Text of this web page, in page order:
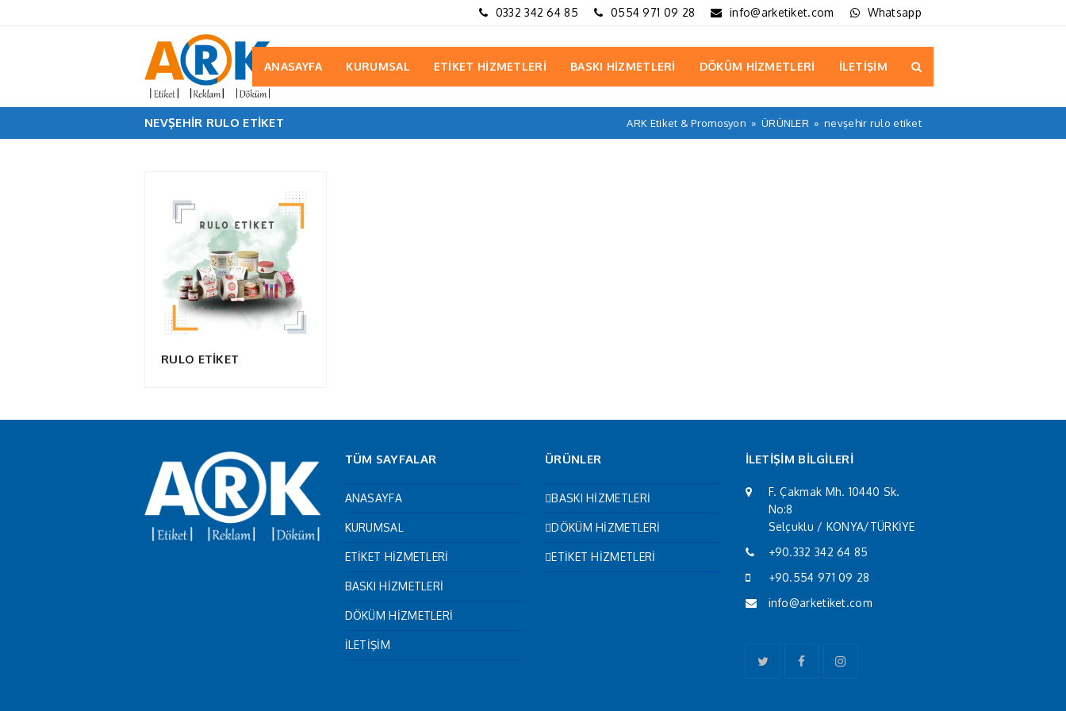
0332 342 64 85 0554 971 09 28 info@arketiket.com Whatsapp
ANASAYFA KURUMSAL ETİKET HİZMETLERİ BASKI HİZMETLERİ DÖKÜM HİZMETLERİ İLETİŞİM
NEVŞEHIR RULO ETIKET ARK Etiket & Promosyon » ÜRÜNLER » nevşehir rulo etiket
RULO ETİKET
TÜM SAYFALAR
ANASAYFA
KURUMSAL
ETİKET HİZMETLERİ
BASKI HİZMETLERİ
DÖKÜM HİZMETLERİ
İLETİŞİM
ÜRÜNLER
BASKI HİZMETLERİ
DÖKÜM HİZMETLERİ
ETİKET HİZMETLERİ
İLETİŞİM BİLGİLERİ
F. Çakmak Mh. 10440 Sk.
No:8
Selçuklu / KONYA/TÜRKİYE
+90.332 342 64 85
+90.554 971 09 28
info@arketiket.com
TwitterFacebookInstagram